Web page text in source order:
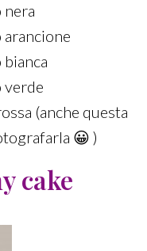
nera
verde
(anche questa
😀 )
cake